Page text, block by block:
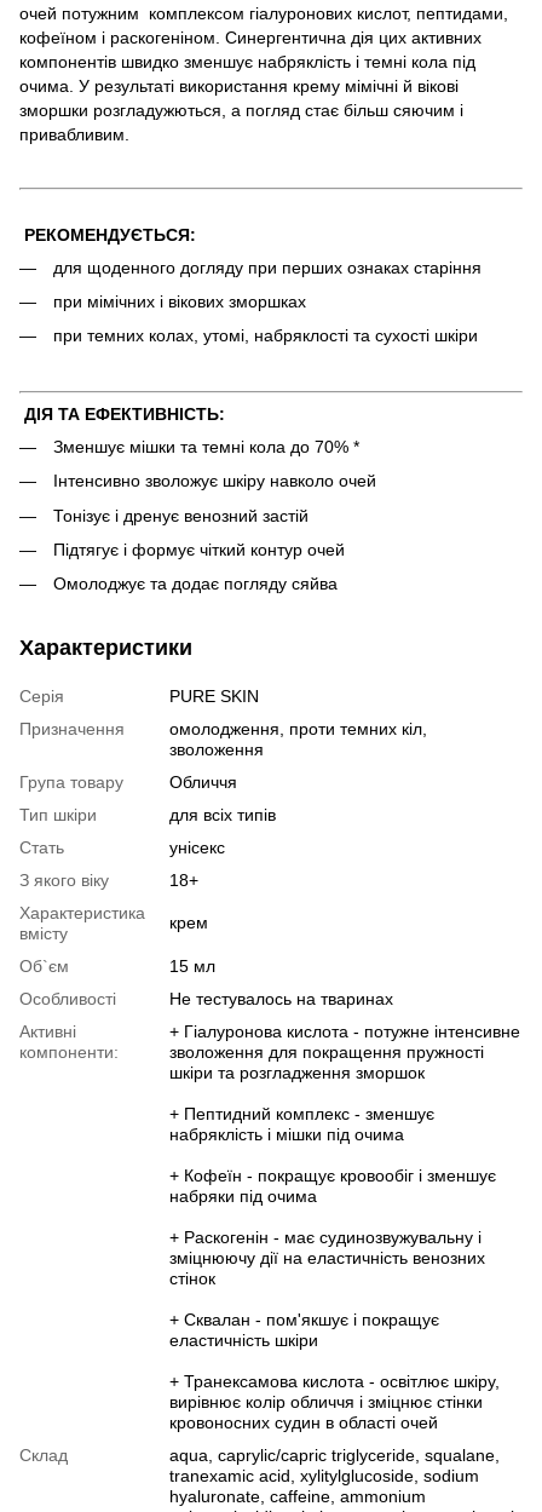
очей потужним комплексом гіалуронових кислот, пептидами,
кофеїном і раскогеніном. Синергентична дія цих активних
компонентів швидко зменшує набряклість і темні кола під
очима. У результаті використання крему мімічні й вікові
зморшки розгладужються, а погляд стає більш сяючим і
привабливим.
РЕКОМЕНДУЄТЬСЯ:
для щоденного догляду при перших ознаках старіння
при мімічних і вікових зморшках
при темних колах, утомі, набряклості та сухості шкіри
ДІЯ ТА ЕФЕКТИВНІСТЬ:
Зменшує мішки та темні кола до 70% *
Інтенсивно зволожує шкіру навколо очей
Тонізує і дренує венозний застій
Підтягує і формує чіткий контур очей
Омолоджує та додає погляду сяйва
Характеристики
Серія
PURE SKIN
Призначення
омолодження, проти темних кіл,
зволоження
Група товару
Обличчя
Тип шкіри
для всіх типів
Стать
унісекс
З якого віку
18+
Характеристика
вмісту
крем
Об`єм
15 мл
Особливості
Не тестувалось на тваринах
Активні
компоненти:
+ Гіалуронова кислота - потужне інтенсивне
зволоження для покращення пружності
шкіри та розгладження зморшок
+ Пептидний комплекс - зменшує
набряклість і мішки під очима
+ Кофеїн - покращує кровообіг і зменшує
набряки під очима
+ Раскогенін - має судинозвужувальну і
зміцнюючу дії на еластичність венозних
стінок
+ Сквалан - пом'якшує і покращує
еластичність шкіри
+ Транексамова кислота - освітлює шкіру,
вирівнює колір обличчя і зміцнює стінки
кровоносних судин в області очей
Склад
aqua, caprylic/capric triglyceride, squalane,
tranexamic acid, xylitylglucoside, sodium
hyaluronate, caffeine, ammonium